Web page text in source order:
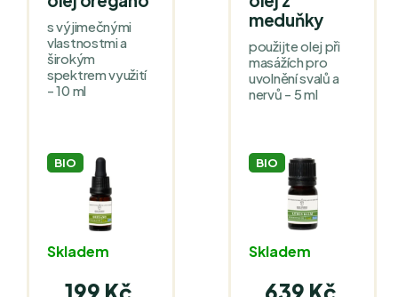
s výjimečnými
vlastnostmi a
širokým
spektrem využití
- 10 ml
BIO
Skladem
meduňky
použijte olej při
masážích pro
uvolnění svalů a
nervů - 5 ml
BIO
Skladem